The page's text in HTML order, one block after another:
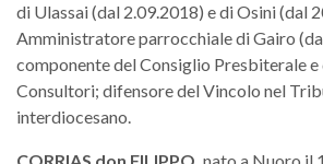
di Ulassai (dal 2.09.2018) e di Osini (dal
Amministratore parrocchiale di Gairo
componente del Consiglio Presbiterale
Consultori; difensore del Vincolo nel
interdiocesano.